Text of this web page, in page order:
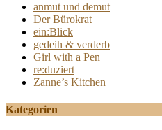
anmut und demut
Der Bürokrat
ein:Blick
gedeih & verderb
Girl with a Pen
re:duziert
Zanne’s Kitchen
Kategorien